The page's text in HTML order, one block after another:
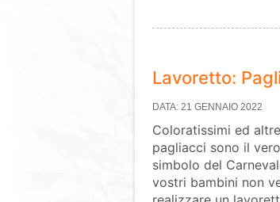
Lavoretto:
DATA: 21 GENNAIO 2022
Coloratissimi ed
pagliacci sono il
simbolo del
vostri bambini non